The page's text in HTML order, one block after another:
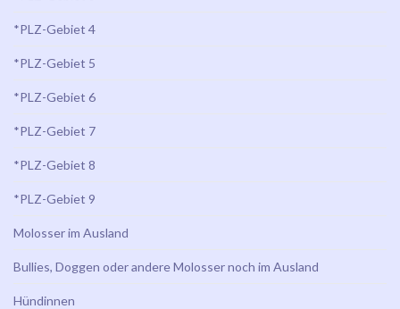
*PLZ-Gebiet 4
*PLZ-Gebiet 5
*PLZ-Gebiet 6
*PLZ-Gebiet 7
*PLZ-Gebiet 8
*PLZ-Gebiet 9
Molosser im Ausland
Bullies, Doggen oder andere Molosser noch im Ausland
Hündinnen